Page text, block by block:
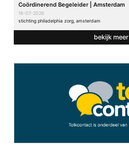
Coördinerend Begeleider | Amsterdam
16-07-2026
stichting philadelphia zorg, amsterdam
bekijk meer